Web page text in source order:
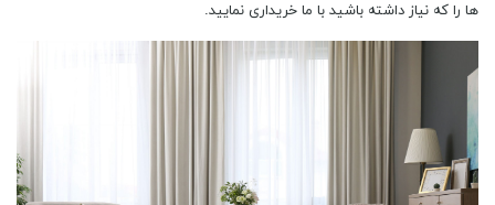
ها را که نیاز داشته باشید با ما خریداری نمایید.